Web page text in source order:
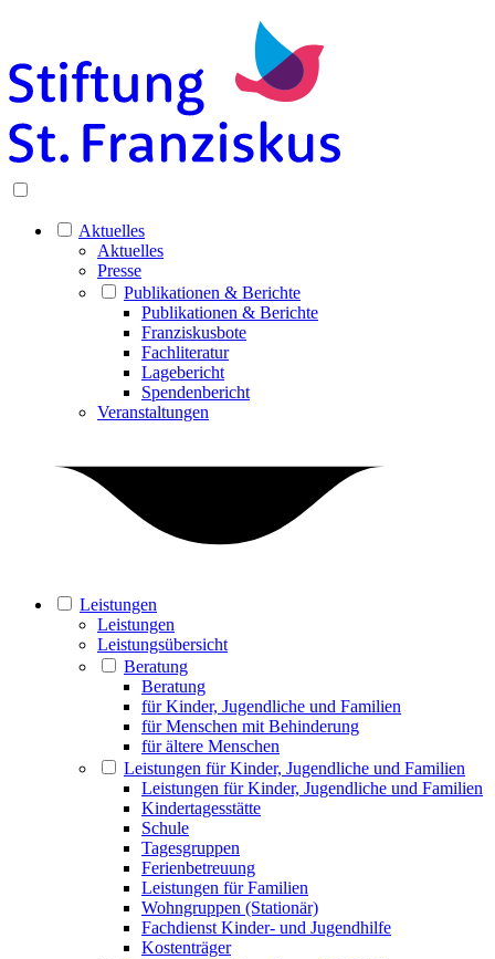
Aktuelles
Aktuelles
Presse
Publikationen & Berichte
Publikationen & Berichte
Franziskusbote
Fachliteratur
Lagebericht
Spendenbericht
Veranstaltungen
Leistungen
Leistungen
Leistungsübersicht
Beratung
Beratung
für Kinder, Jugendliche und Familien
für Menschen mit Behinderung
für ältere Menschen
Leistungen für Kinder, Jugendliche und Familien
Leistungen für Kinder, Jugendliche und Familien
Kindertagesstätte
Schule
Tagesgruppen
Ferienbetreuung
Leistungen für Familien
Wohngruppen (Stationär)
Fachdienst Kinder- und Jugendhilfe
Kostenträger